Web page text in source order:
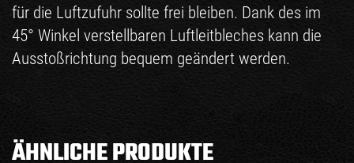
für die Luftzufuhr sollte frei bleiben. Dank des im
45° Winkel verstellbaren Luftleitbleches kann die
Ausstoßrichtung bequem geändert werden.
ÄHNLICHE PRODUKTE